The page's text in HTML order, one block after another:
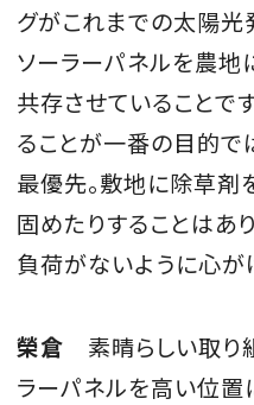
グがこれまでの太陽光
ソーラーパネルを農地
共存させていることで
ることが一番の目的で
最優先。敷地に除草剤
固めたりすることはあ
負荷がないように心が
榮倉 素晴らしい取り
ラーパネルを高い位置